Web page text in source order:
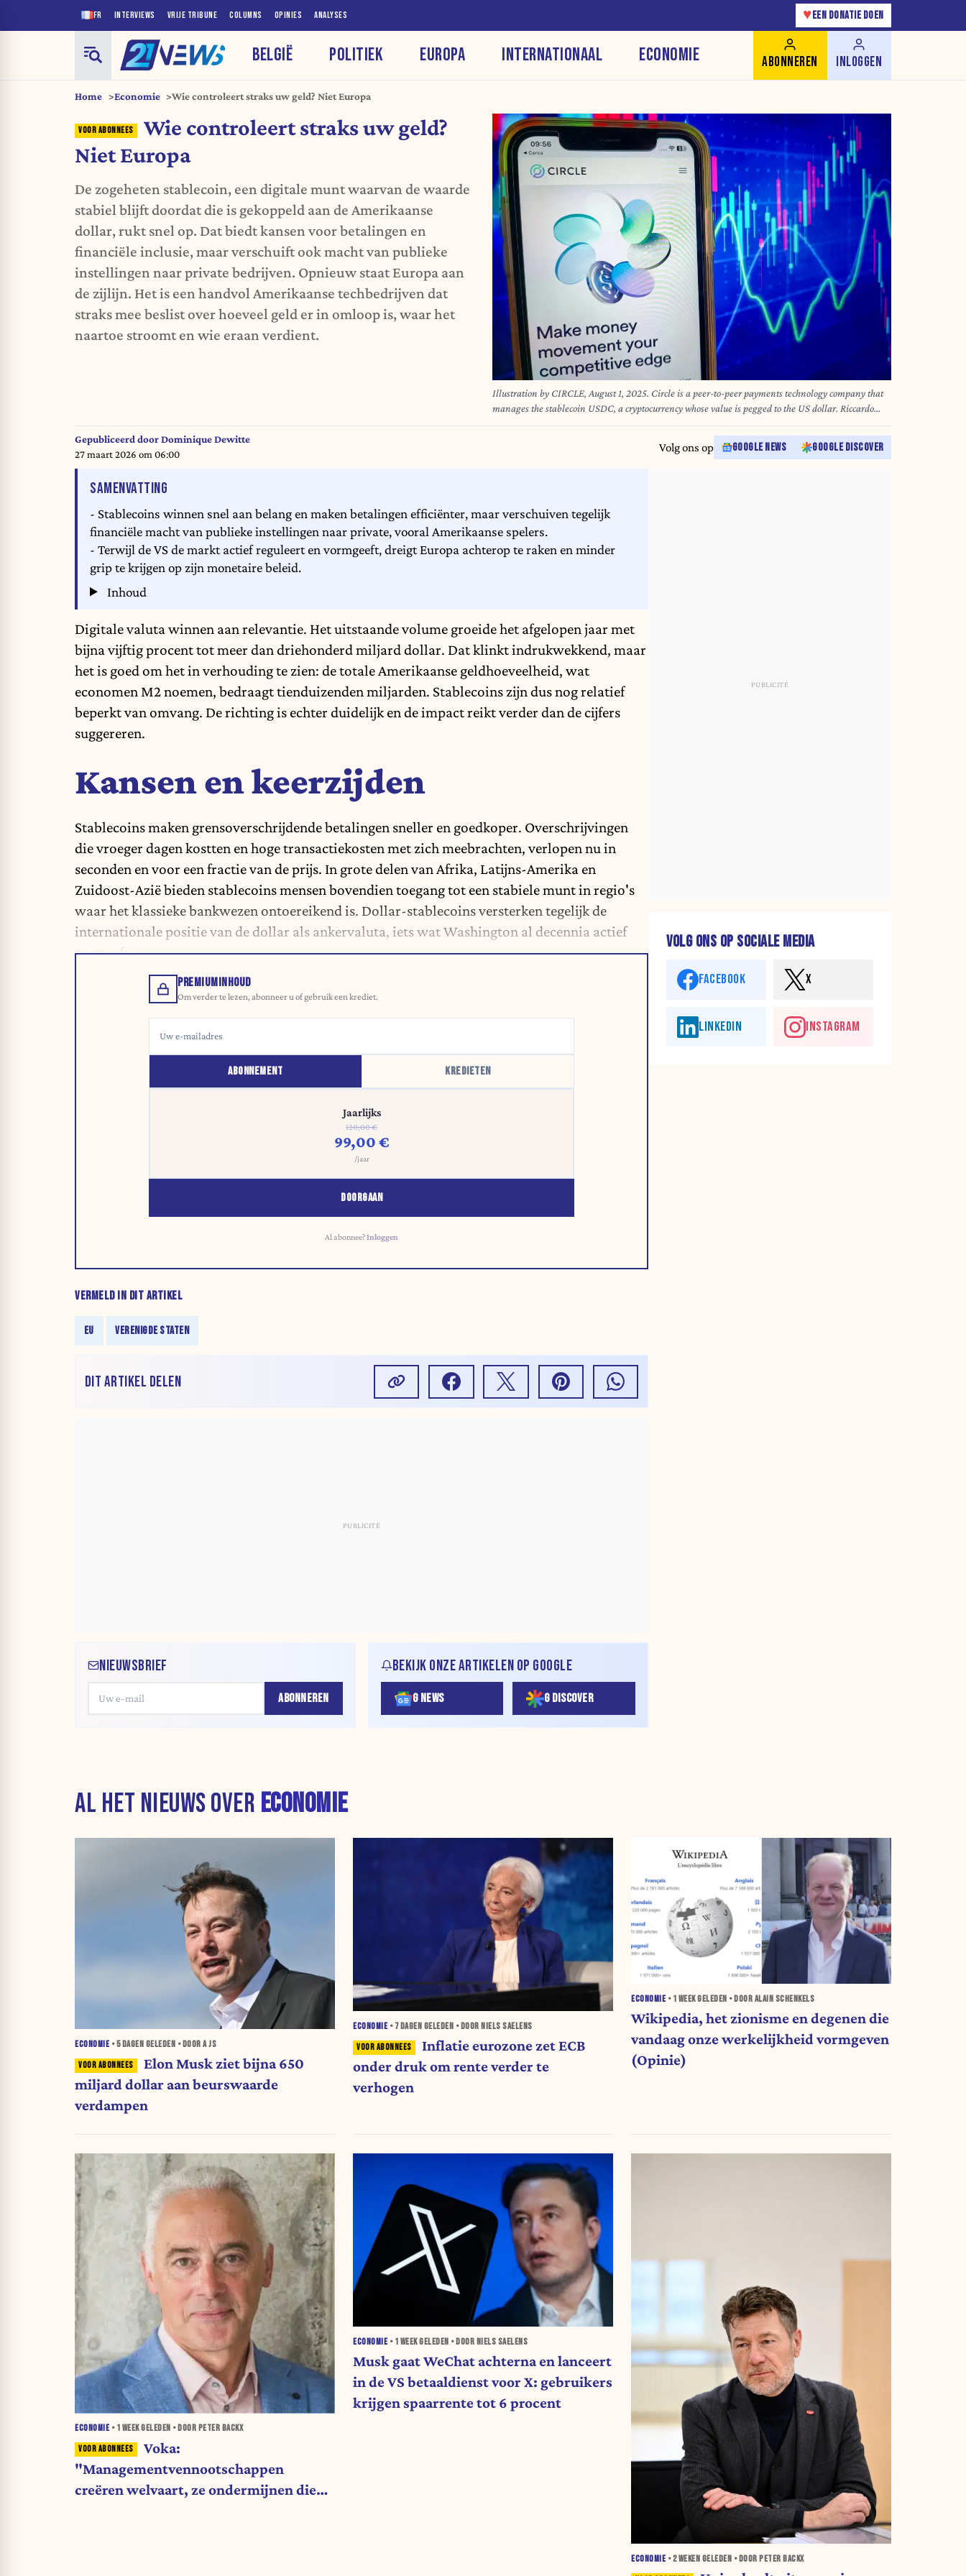
FR INTERVIEWS VRIJE TRIBUNE COLUMNS OPINIES ANALYSES ♥ EEN DONATIE DOEN
BELGIË POLITIEK EUROPA INTERNATIONAAL ECONOMIE ABONNEREN INLOGGEN
Home Economie Wie controleert straks uw geld? Niet Europa
Wie controleert straks uw geld?
Niet Europa
De zogeheten stablecoin, een digitale munt waarvan de waarde
stabiel blijft doordat die is gekoppeld aan de Amerikaanse
dollar, rukt snel op. Dat biedt kansen voor betalingen en
financiële inclusie, maar verschuift ook macht van publieke
instellingen naar private bedrijven. Opnieuw staat Europa aan
de zijlijn. Het is een handvol Amerikaanse techbedrijven dat
straks mee beslist over hoeveel geld er in omloop is, waar het
naartoe stroomt en wie eraan verdient.
Illustration by CIRCLE, August 1, 2025. Circle is a peer-to-peer payments technology company that
manages the stablecoin USDC, a cryptocurrency whose value is pegged to the US dollar. Riccardo
Milani / Hans Lucas / Hans Lucas via AFP
Gepubliceerd doorDominique Dewitte
27 maart 2026 om 06:00
Volg ons op GOOGLE NEWS GOOGLE DISCOVER
SAMENVATTING
- Stablecoins winnen snel aan belang en maken betalingen efficiënter, maar verschuiven tegelijk
financiële macht van publieke instellingen naar private, vooral Amerikaanse spelers.
- Terwijl de VS de markt actief reguleert en vormgeeft, dreigt Europa achterop te raken en minder
grip te krijgen op zijn monetaire beleid.
Inhoud
Digitale valuta winnen aan relevantie. Het uitstaande volume groeide het afgelopen jaar met
bijna vijftig procent tot meer dan driehonderd miljard dollar. Dat klinkt indrukwekkend, maar
het is goed om het in verhouding te zien: de totale Amerikaanse geldhoeveelheid, wat
economen M2 noemen, bedraagt tienduizenden miljarden. Stablecoins zijn dus nog relatief
beperkt van omvang. De richting is echter duidelijk en de impact reikt verder dan de cijfers
suggereren.
Kansen en keerzijden
Stablecoins maken grensoverschrijdende betalingen sneller en goedkoper. Overschrijvingen
die vroeger dagen kostten en hoge transactiekosten met zich meebrachten, verlopen nu in
seconden en voor een fractie van de prijs. In grote delen van Afrika, Latijns-Amerika en
Zuidoost-Azië bieden stablecoins mensen bovendien toegang tot een stabiele munt in regio's
waar het klassieke bankwezen ontoereikend is. Dollar-stablecoins versterken tegelijk de
internationale positie van de dollar als ankervaluta, iets wat Washington al decennia actief
nastreeft.
PREMIUMINHOUD
Om verder te lezen, abonneer u of gebruik een krediet.
ABONNEMENT KREDIETEN
Jaarlijks
120,00 €
99,00 €
/jaar
DOORGAAN
Al abonnee?Inloggen
VERMELD IN DIT ARTIKEL
EU VERENIGDE STATEN
DIT ARTIKEL DELEN
NIEUWSBRIEF
ABONNEREN
BEKIJK ONZE ARTIKELEN OP GOOGLE
G NEWS G DISCOVER
VOLG ONS OP SOCIALE MEDIA
FACEBOOK X
LINKEDIN INSTAGRAM
AL HET NIEUWS OVER ECONOMIE
ECONOMIE •5 DAGEN GELEDEN • DOOR A JS
Elon Musk ziet bijna 650
miljard dollar aan beurswaarde
verdampen
ECONOMIE • 7 DAGEN GELEDEN • DOOR NIELS SAELENS
Inflatie eurozone zet ECB
onder druk om rente verder te
verhogen
ECONOMIE • 1 WEEKGELEDEN • DOOR ALAIN SCHENKELS
Wikipedia, het zionisme en degenen die
vandaag onze werkelijkheid vormgeven
(Opinie)
ECONOMIE • 1 WEEKGELEDEN • DOOR PETER BACKX
Voka:
"Managementvennootschappen
creëren welvaart, ze ondermijnen die
ECONOMIE • 1 WEEKGELEDEN • DOOR NIELS SAELENS
Musk gaat WeChat achterna en lanceert
in de VS betaaldienst voor X: gebruikers
krijgen spaarrente tot 6 procent
ECONOMIE •2 WEKEN GELEDEN • DOOR PETER BACKX